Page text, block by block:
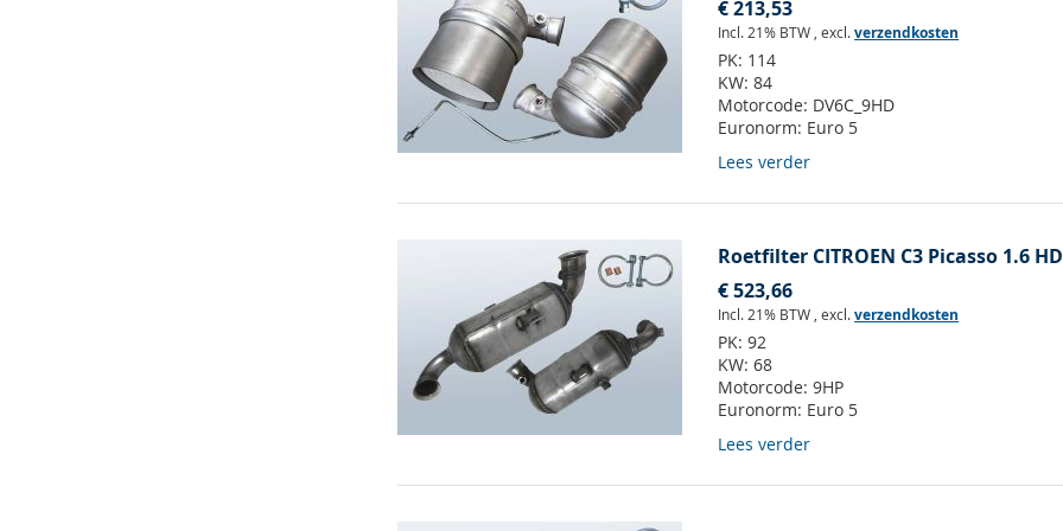
€ 213,53
Incl. 21% BTW ,excl.verzendkosten
PK: 114
KW:84
Motorcode: DV6C_9HD
Euronorm: Euro 5
Lees verder
Roetfilter CITROEN C3 Picasso 1.6
€ 523,66
Incl. 21% BTW ,excl.verzendkosten
PK:92
KW:68
Motorcode:9HP
Euronorm: Euro 5
Lees verder